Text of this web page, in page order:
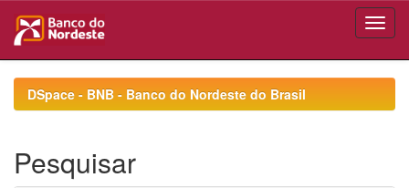
navigationDSpace - BNB - Banco do Nordeste do Brasil
Pesquisar